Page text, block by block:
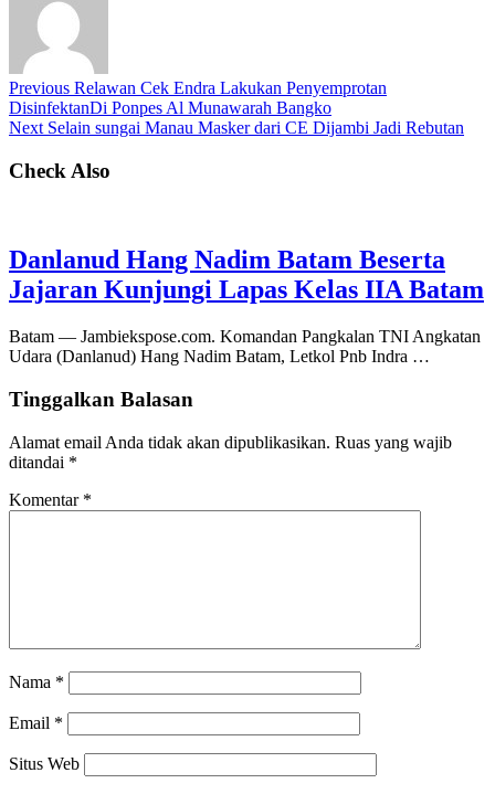
Previous Relawan Cek Endra Lakukan Penyemprotan
DisinfektanDi Ponpes Al Munawarah Bangko
Next Selain sungai Manau Masker dari CE Dijambi Jadi Rebutan
Check Also
Danlanud Hang Nadim Batam Beserta
Jajaran Kunjungi Lapas Kelas IIA Batam
Batam — Jambiekspose.com. Komandan Pangkalan TNI Angkatan
Udara (Danlanud) Hang Nadim Batam, Letkol Pnb Indra …
Tinggalkan Balasan
Alamat email Anda tidak akan dipublikasikan. Ruas yang wajib
ditandai *
Komentar *
Nama *
Email *
Situs Web